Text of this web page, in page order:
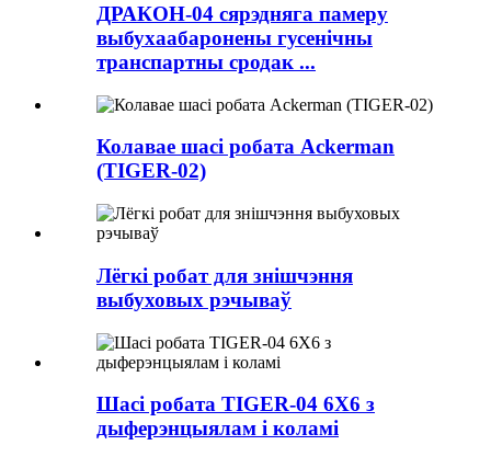
ДРАКОН-04 сярэдняга памеру
выбухаабаронены гусенічны
транспартны сродак ...
Колавае шасі робата Ackerman
(TIGER-02)
Лёгкі робат для знішчэння
выбуховых рэчываў
Шасі робата TIGER-04 6X6 з
дыферэнцыялам і коламі